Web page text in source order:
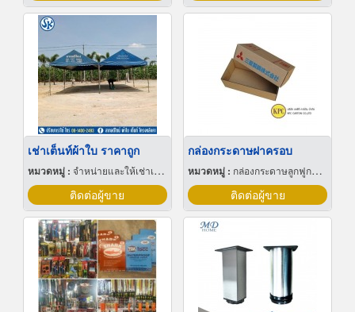
เช่าเต็นท์ผ้าใบ ราคาถูก
หมวดหมู่ : จำหน่ายและให้เช่าเต็นท์
ติดต่อผู้ขาย
กล่องกระดาษฝาครอบ
หมวดหมู่ : กล่องกระดาษลูกฟูกและไฟเบอร์
ติดต่อผู้ขาย